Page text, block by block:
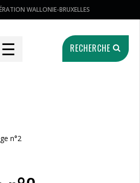
WALLONIE-BRUXELLES
☰ RECHERCHE
n°2